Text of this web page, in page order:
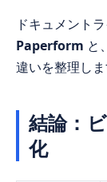
ドキュメント
Paperform と
違いを整理しま
結論：
化